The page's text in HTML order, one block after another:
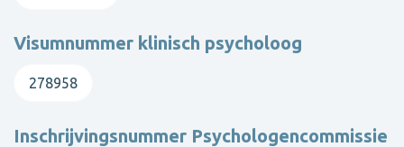
Visumnummer klinisch psycholoog
278958
Inschrijvingsnummer Psychologencommissie